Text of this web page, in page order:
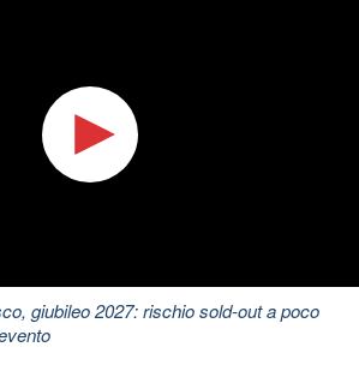
giubileo 2027: rischio sold-out a poco